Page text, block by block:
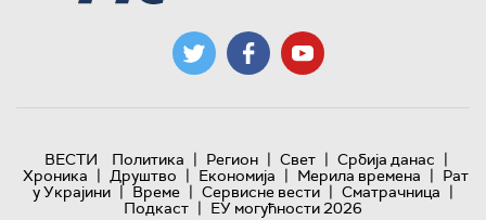
ВЕСТИ Политика | Регион | Свет | Србија данас |
Хроника | Друштво | Економија | Мерила времена | Рат
у Украјини | Време | Сервисне вести | Сматрачница |
Подкаст | ЕУ могућности 2026